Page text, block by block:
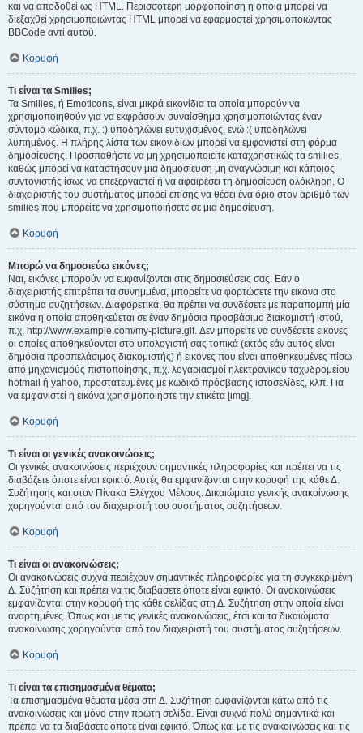
και να αποδοθεί ως HTML. Περισσότερη μορφοποίηση η οποία μπορεί να
διεξαχθεί χρησιμοποιώντας HTML μπορεί να εφαρμοστεί χρησιμοποιώντας
BBCode αντί αυτού.
Κορυφή
Τι είναι τα Smilies;
Τα Smilies, ή Emoticons, είναι μικρά εικονίδια τα οποία μπορούν να
χρησιμοποιηθούν για να εκφράσουν συναίσθημα χρησιμοποιώντας έναν
σύντομο κώδικα, π.χ. :) υποδηλώνει ευτυχισμένος, ενώ :( υποδηλώνει
λυπημένος. Η πλήρης λίστα των εικονιδίων μπορεί να εμφανιστεί στη φόρμα
δημοσίευσης. Προσπαθήστε να μη χρησιμοποιείτε καταχρηστικώς τα smilies,
καθώς μπορεί να καταστήσουν μια δημοσίευση μη αναγνώσιμη και κάποιος
συντονιστής ίσως να επεξεργαστεί ή να αφαιρέσει τη δημοσίευση ολόκληρη. Ο
διαχειριστής του συστήματος μπορεί επίσης να θέσει ένα όριο στον αριθμό των
smilies που μπορείτε να χρησιμοποιήσετε σε μια δημοσίευση.
Κορυφή
Μπορώ να δημοσιεύω εικόνες;
Ναι, εικόνες μπορούν να εμφανίζονται στις δημοσιεύσεις σας. Εάν ο
διαχειριστής επιτρέπει τα συνημμένα, μπορείτε να φορτώσετε την εικόνα στο
σύστημα συζητήσεων. Διαφορετικά, θα πρέπει να συνδέσετε με παραπομπή μία
εικόνα η οποία αποθηκεύεται σε έναν δημόσια προσβάσιμο διακομιστή ιστού,
π.χ. http://www.example.com/my-picture.gif. Δεν μπορείτε να συνδέσετε εικόνες
οι οποίες αποθηκεύονται στο υπολογιστή σας τοπικά (εκτός εάν αυτός είναι
δημόσια προσπελάσιμος διακομιστής) ή εικόνες που είναι αποθηκευμένες πίσω
από μηχανισμούς πιστοποίησης, π.χ. λογαριασμοί ηλεκτρονικού ταχυδρομείου
hotmail ή yahoo, προστατευμένες με κωδικό πρόσβασης ιστοσελίδες, κλπ. Για
να εμφανιστεί η εικόνα χρησιμοποιήστε την ετικέτα [img].
Κορυφή
Τι είναι οι γενικές ανακοινώσεις;
Οι γενικές ανακοινώσεις περιέχουν σημαντικές πληροφορίες και πρέπει να τις
διαβάζετε όποτε είναι εφικτό. Αυτές θα εμφανίζονται στην κορυφή της κάθε Δ.
Συζήτησης και στον Πίνακα Ελέγχου Μέλους. Δικαιώματα γενικής ανακοίνωσης
χορηγούνται από τον διαχειριστή του συστήματος συζητήσεων.
Κορυφή
Τι είναι οι ανακοινώσεις;
Οι ανακοινώσεις συχνά περιέχουν σημαντικές πληροφορίες για τη συγκεκριμένη
Δ. Συζήτηση και πρέπει να τις διαβάσετε όποτε είναι εφικτό. Οι ανακοινώσεις
εμφανίζονται στην κορυφή της κάθε σελίδας στη Δ. Συζήτηση στην οποία είναι
αναρτημένες. Όπως και με τις γενικές ανακοινώσεις, έτσι και τα δικαιώματα
ανακοίνωσης χορηγούνται από τον διαχειριστή του συστήματος συζητήσεων.
Κορυφή
Τι είναι τα επισημασμένα θέματα;
Τα επισημασμένα θέματα μέσα στη Δ. Συζήτηση εμφανίζονται κάτω από τις
ανακοινώσεις και μόνο στην πρώτη σελίδα. Είναι συχνά πολύ σημαντικά και
πρέπει να τα διαβάσετε όποτε είναι εφικτό. Όπως και με τις ανακοινώσεις και τις